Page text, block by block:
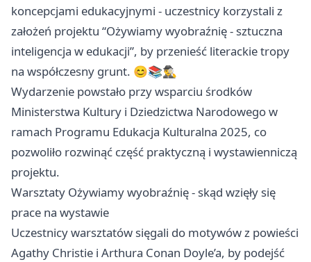
koncepcjami edukacyjnymi - uczestnicy korzystali z
założeń projektu “Ożywiamy wyobraźnię - sztuczna
inteligencja w edukacji”, by przenieść literackie tropy
na współczesny grunt. 😊📚🕵️‍♂️
Wydarzenie powstało przy wsparciu środków
Ministerstwa Kultury i Dziedzictwa Narodowego w
ramach Programu Edukacja Kulturalna 2025, co
pozwoliło rozwinąć część praktyczną i wystawienniczą
projektu.
Warsztaty Ożywiamy wyobraźnię - skąd wzięły się
prace na wystawie
Uczestnicy warsztatów sięgali do motywów z powieści
Agathy Christie i Arthura Conan Doyle’a, by podejść